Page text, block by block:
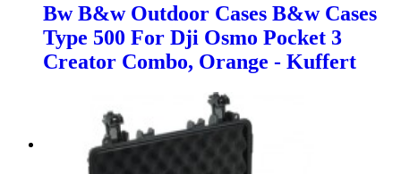
Bw B&w Outdoor Cases B&w Cases
Type 500 For Dji Osmo Pocket 3
Creator Combo, Orange - Kuffert